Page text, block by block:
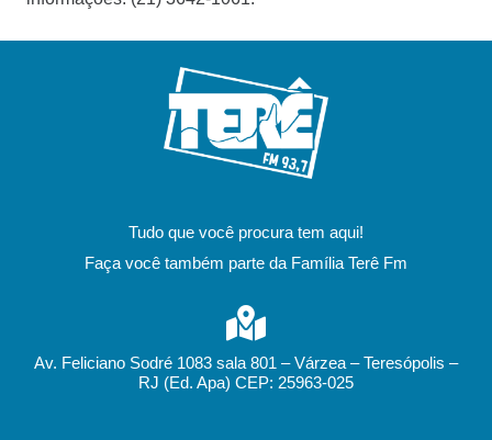
Tudo que você procura tem aqui!
Faça você também parte da Família Terê Fm
Av. Feliciano Sodré 1083 sala 801 – Várzea – Teresópolis –
RJ (Ed. Apa) CEP: 25963-025